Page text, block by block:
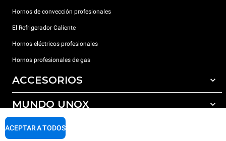
Hornos de convección profesionales
El Refrigerador Caliente
Hornos eléctricos profesionales
Hornos profesionales de gas
ACCESORIOS
Todos los accesorios
Detergentes para lavado automático
Detergentes para lavado manual
MUNDO UNOX
Nuestras sedes en el mundo
SOPORTE
ACEPTAR A TODOS